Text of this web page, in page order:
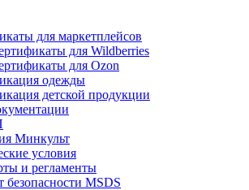
для маркетплейсов
для Wildberries
для Ozon
одежды
детской продукции
Минкульт
условия
и регламенты
безопасности MSDS